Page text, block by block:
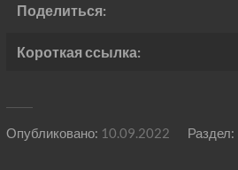
Поделиться:
Короткая ссылка:
Опубликовано: 10.09.2022 Раздел: